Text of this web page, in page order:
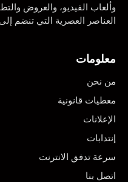
وألعاب الفيديو، والعروض
العناصر العصرية التي تنضم
معلومات
من نحن
معطيات قانونية
الإعلانات
إنتدابات
سرعة تدفق الانترنت
اتصل بنا